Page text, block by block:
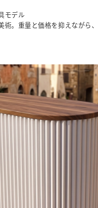
モデル
術。重量と価格を抑えながら